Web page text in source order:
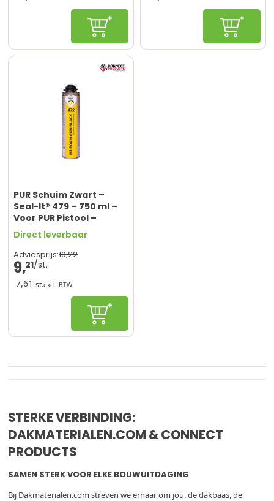
In winkelwagen In
PUR Schuim Zwart –
Seal-It® 479 – 750 ml –
Voor PUR Pistool –
Perfect voor Montage &
Afdichting
Direct leverbaar
Adviesprijs:10,22
9,21
7,61 st.excl. BTW
In winkelwagen
STERKE VERBINDING:
DAKMATERIALEN.COM & CONNECT
PRODUCTS
SAMEN STERK VOOR ELKE BOUWUITDAGING
Bij Dakmaterialen.com streven we ernaar om jou, de dakbaas, de